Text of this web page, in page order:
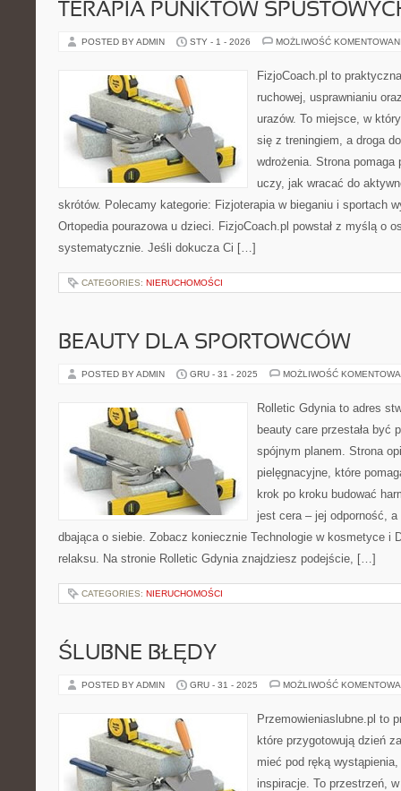
TERAPIA PUNKTÓW
POSTED BY ADMIN STY - 1 - 2026 MOŻLIWOŚĆ
FizjoCoach.pl to
ruchowej, usprawnianiu
urazów. To miejsce, w
się z treningiem, a droga
wdrożenia. Strona
uczy, jak wracać do
skrótów. Polecamy kategorie: Fizjoterapia w bieganiu i sportach
Ortopedia pourazowa u dzieci. FizjoCoach.pl powstał z myślą o
systematycznie. Jeśli dokucza Ci […]
CATEGORIES: NIERUCHOMOŚCI
BEAUTY DLA SPORTOWCÓW
POSTED BY ADMIN GRU - 31 - 2025 MOŻLIWOŚĆ
Rolletic Gdynia to adres
beauty care przestała być
spójnym planem. Strona
pielęgnacyjne, które
krok po kroku budować
jest cera – jej odporność,
dbająca o siebie. Zobacz koniecznie Technologie w kosmetyce i
relaksu. Na stronie Rolletic Gdynia znajdziesz podejście, […]
CATEGORIES: NIERUCHOMOŚCI
ŚLUBNE BŁĘDY
POSTED BY ADMIN GRU - 31 - 2025 MOŻLIWOŚĆ
Przemowieniaslubne.pl to
które przygotowują dzień
mieć pod ręką
inspiracje. To przestrzeń,